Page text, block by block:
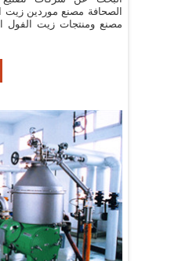
الصحافة مصنع موردين زيت
مصنع ومنتجات زيت الفول